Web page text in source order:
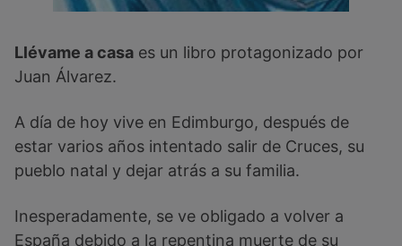
Llévame a casa es un libro protagonizado por
Juan Álvarez.
A día de hoy vive en Edimburgo, después de
estar varios años intentado salir de Cruces, su
pueblo natal y dejar atrás a su familia.
Inesperadamente, se ve obligado a volver a
España debido a la repentina muerte de su